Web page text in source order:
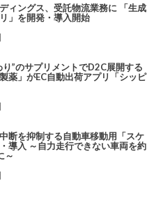
ィングス、受託物流業務に 「生成
」を開発・導入開始
り”のサプリメントでD2C展開する
薬」がEC自動出荷アプリ「シッピ
断を抑制する自動車移動用「スケ
導入 ～自力走行できない車両を約
～